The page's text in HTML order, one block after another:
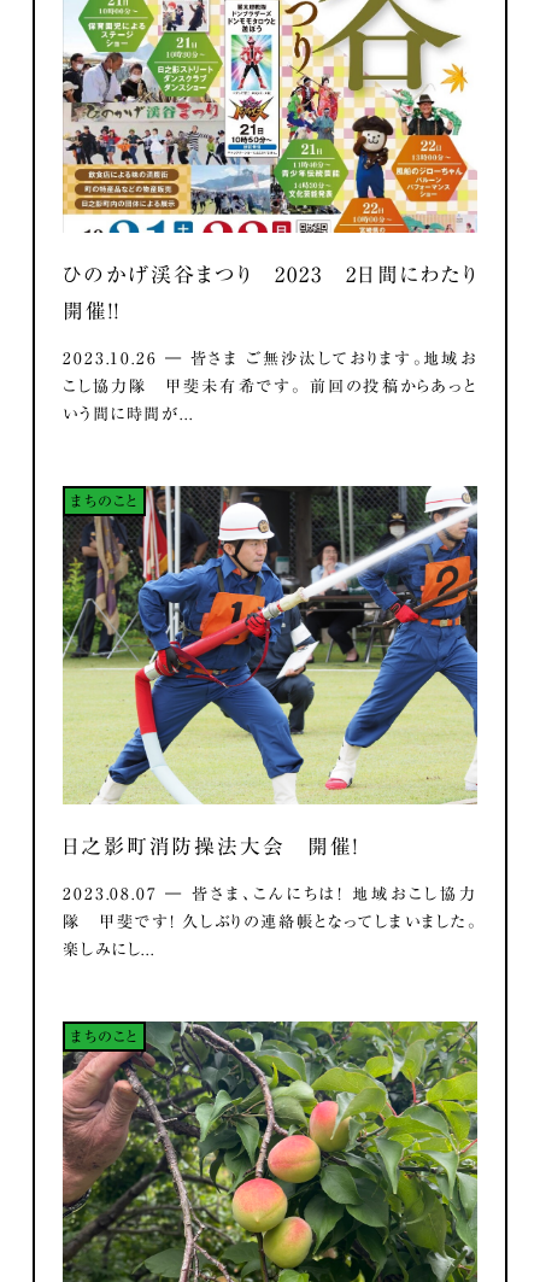
ひのかげ渓谷まつり 2023 2日間にわたり
開催！！
2023.10.26 ― 皆さま ご無沙汰しております。地域お
こし協力隊 甲斐未有希です。 前回の投稿からあっと
いう間に時間が...
まちのこと
日之影町消防操法大会 開催！
2023.08.07 ― 皆さま、こんにちは！ 地域おこし協力
隊 甲斐です！ 久しぶりの連絡帳となってしまいました。
楽しみにし...
まちのこと